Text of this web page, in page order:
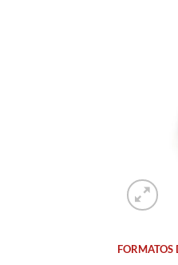
FORMATOS